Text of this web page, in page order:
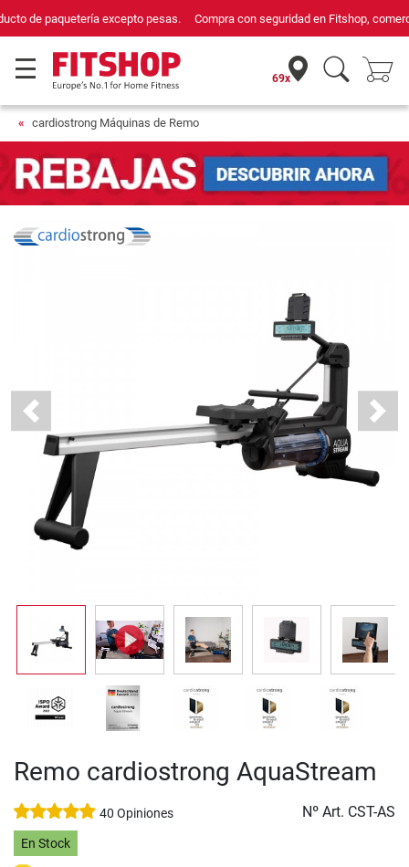
Compra con seguridad en Fitshop, comercio con sello de Confianza Online.
69x
cardiostrong Máquinas de Remo
Previous Next
Remo cardiostrong AquaStream
40 Opiniones Nº Art. CST-AS
En Stock